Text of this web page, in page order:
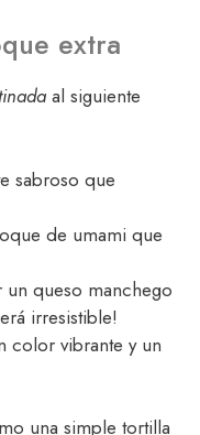
extra
al siguiente
sabroso que
de umami que
un queso manchego
irresistible!
color vibrante y un
una simple tortilla